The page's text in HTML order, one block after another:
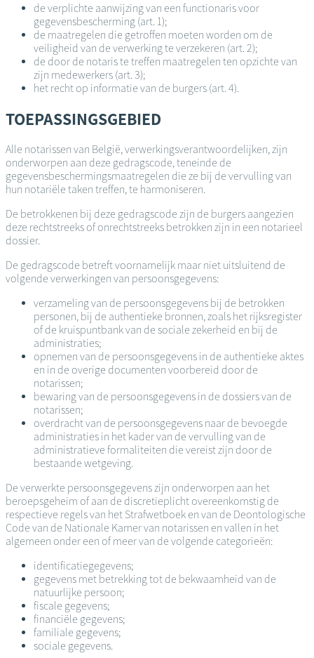
de verplichte aanwijzing van een functionaris voor
gegevensbescherming (art. 1);
de maatregelen die getroffen moeten worden om de
veiligheid van de verwerking te verzekeren (art. 2);
de door de notaris te treffen maatregelen ten opzichte van
zijn medewerkers (art. 3);
het recht op informatie van de burgers (art. 4).
TOEPASSINGSGEBIED
Alle notarissen van België, verwerkingsverantwoordelijken, zijn
onderworpen aan deze gedragscode, teneinde de
gegevensbeschermingsmaatregelen die ze bij de vervulling van
hun notariële taken treffen, te harmoniseren.
De betrokkenen bij deze gedragscode zijn de burgers aangezien
deze rechtstreeks of onrechtstreeks betrokken zijn in een notarieel
dossier.
De gedragscode betreft voornamelijk maar niet uitsluitend de
volgende verwerkingen van persoonsgegevens:
verzameling van de persoonsgegevens bij de betrokken
personen, bij de authentieke bronnen, zoals het rijksregister
of de kruispuntbank van de sociale zekerheid en bij de
administraties;
opnemen van de persoonsgegevens in de authentieke aktes
en in de overige documenten voorbereid door de
notarissen;
bewaring van de persoonsgegevens in de dossiers van de
notarissen;
overdracht van de persoonsgegevens naar de bevoegde
administraties in het kader van de vervulling van de
administratieve formaliteiten die vereist zijn door de
bestaande wetgeving.
De verwerkte persoonsgegevens zijn onderworpen aan het
beroepsgeheim of aan de discretieplicht overeenkomstig de
respectieve regels van het Strafwetboek en van de Deontologische
Code van de Nationale Kamer van notarissen en vallen in het
algemeen onder een of meer van de volgende categorieën:
identificatiegegevens;
gegevens met betrekking tot de bekwaamheid van de
natuurlijke persoon;
fiscale gegevens;
financiële gegevens;
familiale gegevens;
sociale gegevens.